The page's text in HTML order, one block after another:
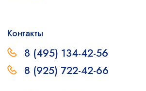
Контакты
8 (495) 134-42-56
8 (925) 722-42-66